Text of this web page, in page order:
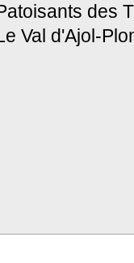
des
Val d'Ajol-